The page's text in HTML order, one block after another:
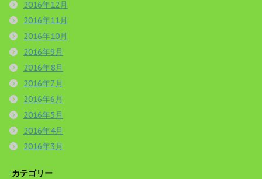
2016年12月
2016年11月
2016年10月
2016年9月
2016年8月
2016年7月
2016年6月
2016年5月
2016年4月
2016年3月
カテゴリー